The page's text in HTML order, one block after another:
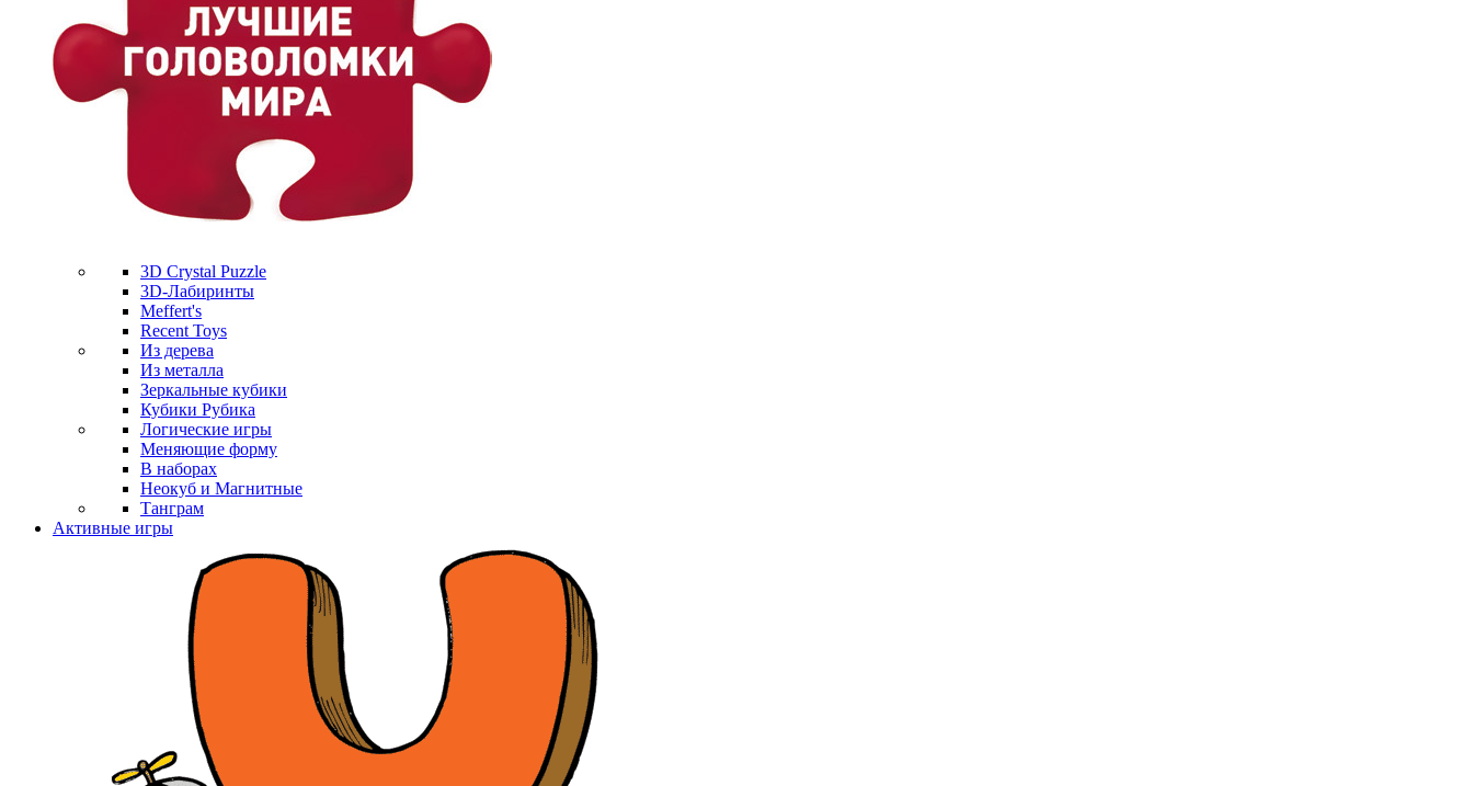
3D Crystal Puzzle
3D-Лабиринты
Meffert's
Recent Toys
Из дерева
Из металла
Зеркальные кубики
Кубики Рубика
Логические игры
Меняющие форму
В наборах
Неокуб и Магнитные
Танграм
Активные игры